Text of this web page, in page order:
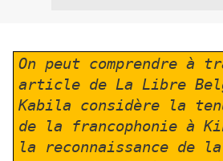
On peut comprendre à
article de La Libre
Kabila considère la
de la francophonie à
la reconnaissance de la